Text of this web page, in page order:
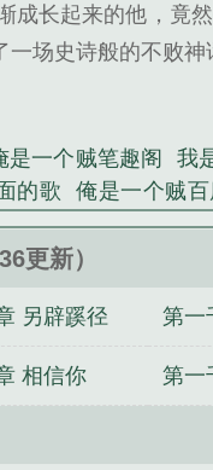
成长起来的他，竟
一场史诗般的不败神
是一个贼笔趣阁 我
的歌 俺是一个贼
嘀嗒 俺是一个贼
一个贼国语
更新）
另辟蹊径 第一
相信你 第一